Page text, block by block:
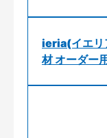
ieria(イエリ
材 オーダー